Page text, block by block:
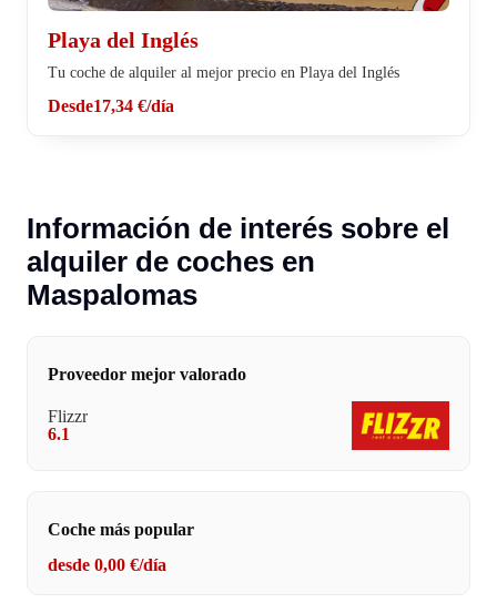
Playa del Inglés
Tu coche de alquiler al mejor precio en Playa del Inglés
Desde17,34 €/día
Información de interés sobre el
alquiler de coches en
Maspalomas
Proveedor mejor valorado
Flizzr
6.1
Coche más popular
desde 0,00 €/día